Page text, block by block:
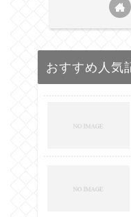
おすすめ人気